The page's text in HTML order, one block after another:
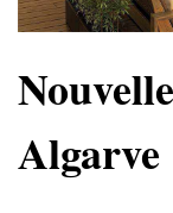
Algarve